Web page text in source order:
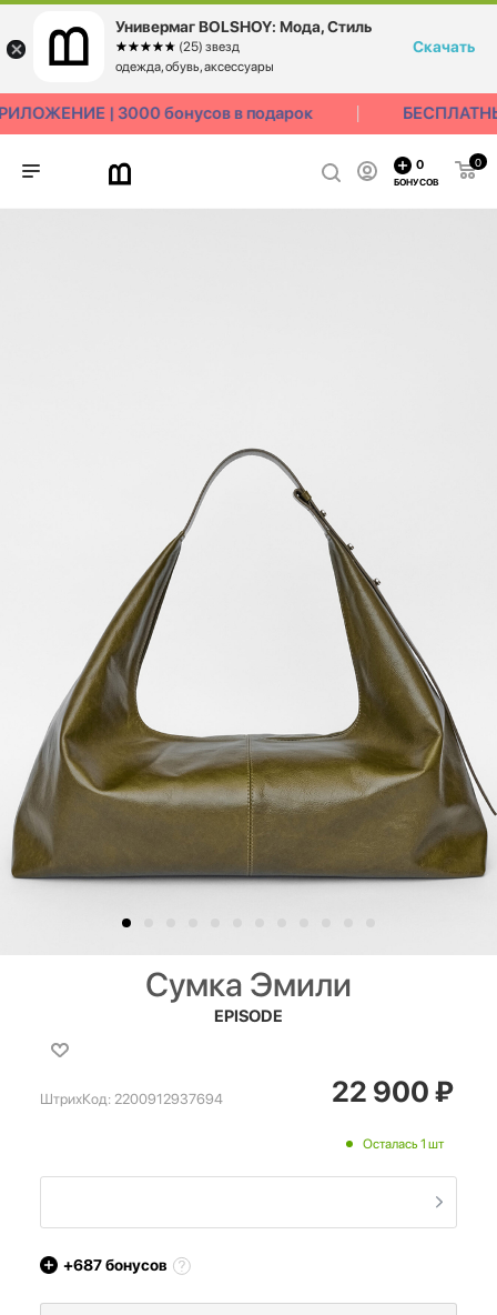
| 3000 бонусов в подарок
0
0
БОНУСОВ
Сумка Эмили
EPISODE
ШтрихКод: 2200912937694 22 900₽
Осталась 1 шт
+687бонусов
Универмаг BOLSHOY: Мода, Стиль
☆☆☆☆☆
★★★★★ (25) звезд
одежда, обувь, аксессуары
Скачать